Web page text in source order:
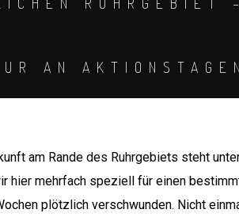
AN AKTIONSTAGEN
am Rande des Ruhrgebiets steht
hier mehrfach speziell für einen
plötzlich verschwunden. Nicht